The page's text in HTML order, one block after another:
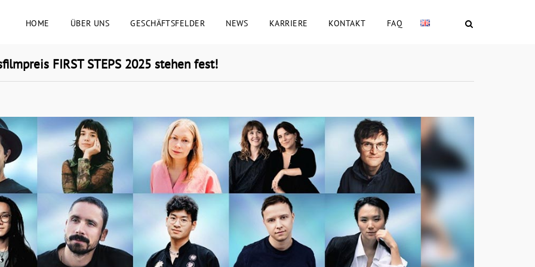
HOME ÜBER UNS GESCHÄFTSFELDER NEWS KARRIERE KONTAKT FAQ
FIRST STEPS 2025 stehen fest!